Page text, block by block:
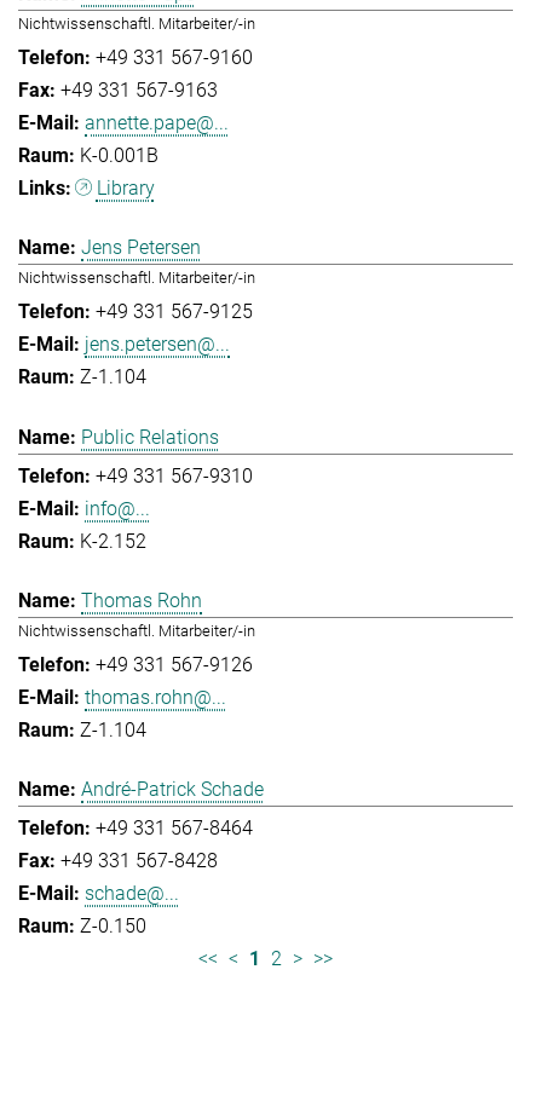
Nichtwissenschaftl. Mitarbeiter/-in
+49 331 567-9160
+49 331 567-9163
annette.pape@...
K-0.001B
Library
Jens Petersen
Nichtwissenschaftl. Mitarbeiter/-in
+49 331 567-9125
jens.petersen@...
Z-1.104
Public Relations
+49 331 567-9310
info@...
K-2.152
Thomas Rohn
Nichtwissenschaftl. Mitarbeiter/-in
+49 331 567-9126
thomas.rohn@...
Z-1.104
André-Patrick Schade
+49 331 567-8464
+49 331 567-8428
schade@...
Z-0.150
<< < 1 2 > >>